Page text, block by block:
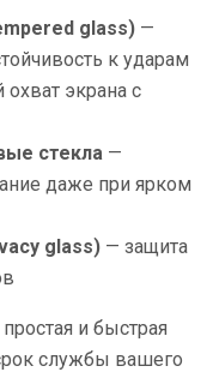
glass) —
к ударам
экрана с
стекла —
даже при ярком
glass) — защита
и быстрая
службы вашего